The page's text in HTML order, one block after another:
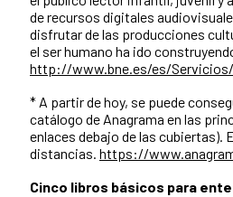
de recursos digitales
disfrutar de las producciones
el ser humano ha ido
http://www.bne.es/es/
* A partir de hoy, se puede
catálogo de Anagrama en las
enlaces debajo de las
distancias. https://
Cinco libros básicos para